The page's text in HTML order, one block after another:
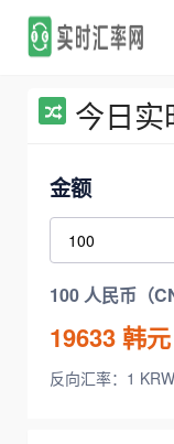
今日实
金额
100 人民币（
19633韩元
反向汇率：1